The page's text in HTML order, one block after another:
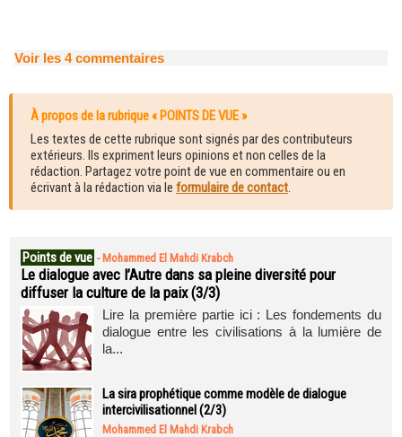
Voir les 4commentaires
À propos de la rubrique « POINTS DE VUE »
Les textes de cette rubrique sont signés par des contributeurs
extérieurs. Ils expriment leurs opinions et non celles de la
rédaction. Partagez votre point de vue en commentaire ou en
écrivant à la rédaction via le formulaire de contact.
Points de vue - Mohammed El Mahdi Krabch
Le dialogue avec l’Autre dans sa pleine diversité pour
diffuser la culture de la paix (3/3)
Lire la première partie ici : Les fondements du
dialogue entre les civilisations à la lumière de
la...
La sira prophétique comme modèle de dialogue
intercivilisationnel (2/3)
Mohammed El Mahdi Krabch